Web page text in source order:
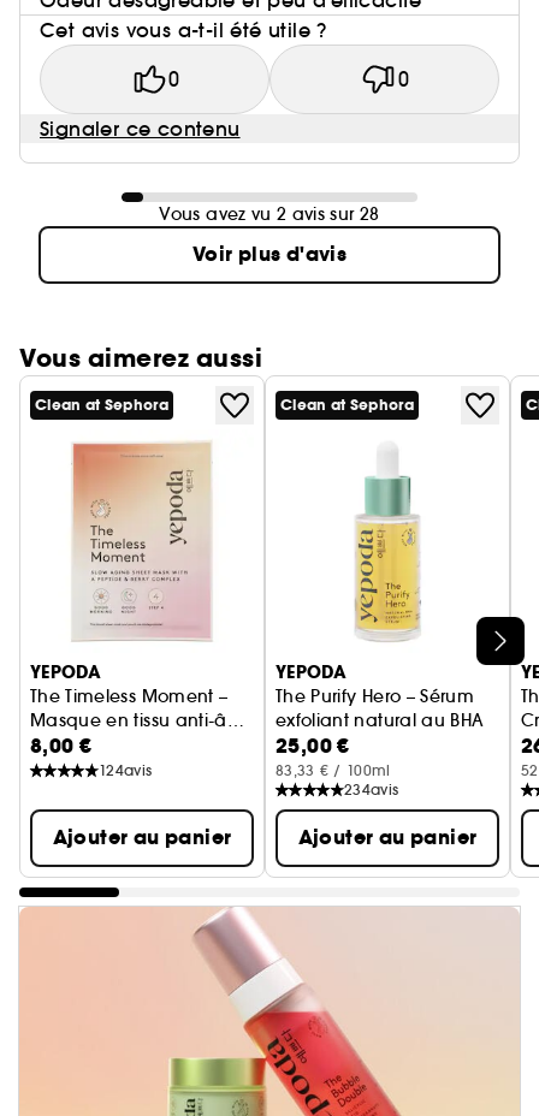
Cet avis vous a-t-il été utile ?
0 0
Signaler ce contenu
Vous avez vu 2 avis sur 28
Voir plus d'avis
Vous aimerez aussi
Ignorer le carrousel produits
Clean at Sephora
YEPODA
The Timeless Moment –
Masque en tissu anti-âge
avec des peptides
8,00 €
124avis
Ajouter au panier
Clean at Sephora
YEPODA
The Purify Hero – Sérum
exfoliant natural au BHA
25,00 €
83,33 € / 100ml
234avis
Ajouter au panier